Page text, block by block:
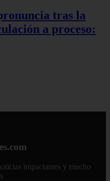
tras la
a proceso:
impactantes y mucho